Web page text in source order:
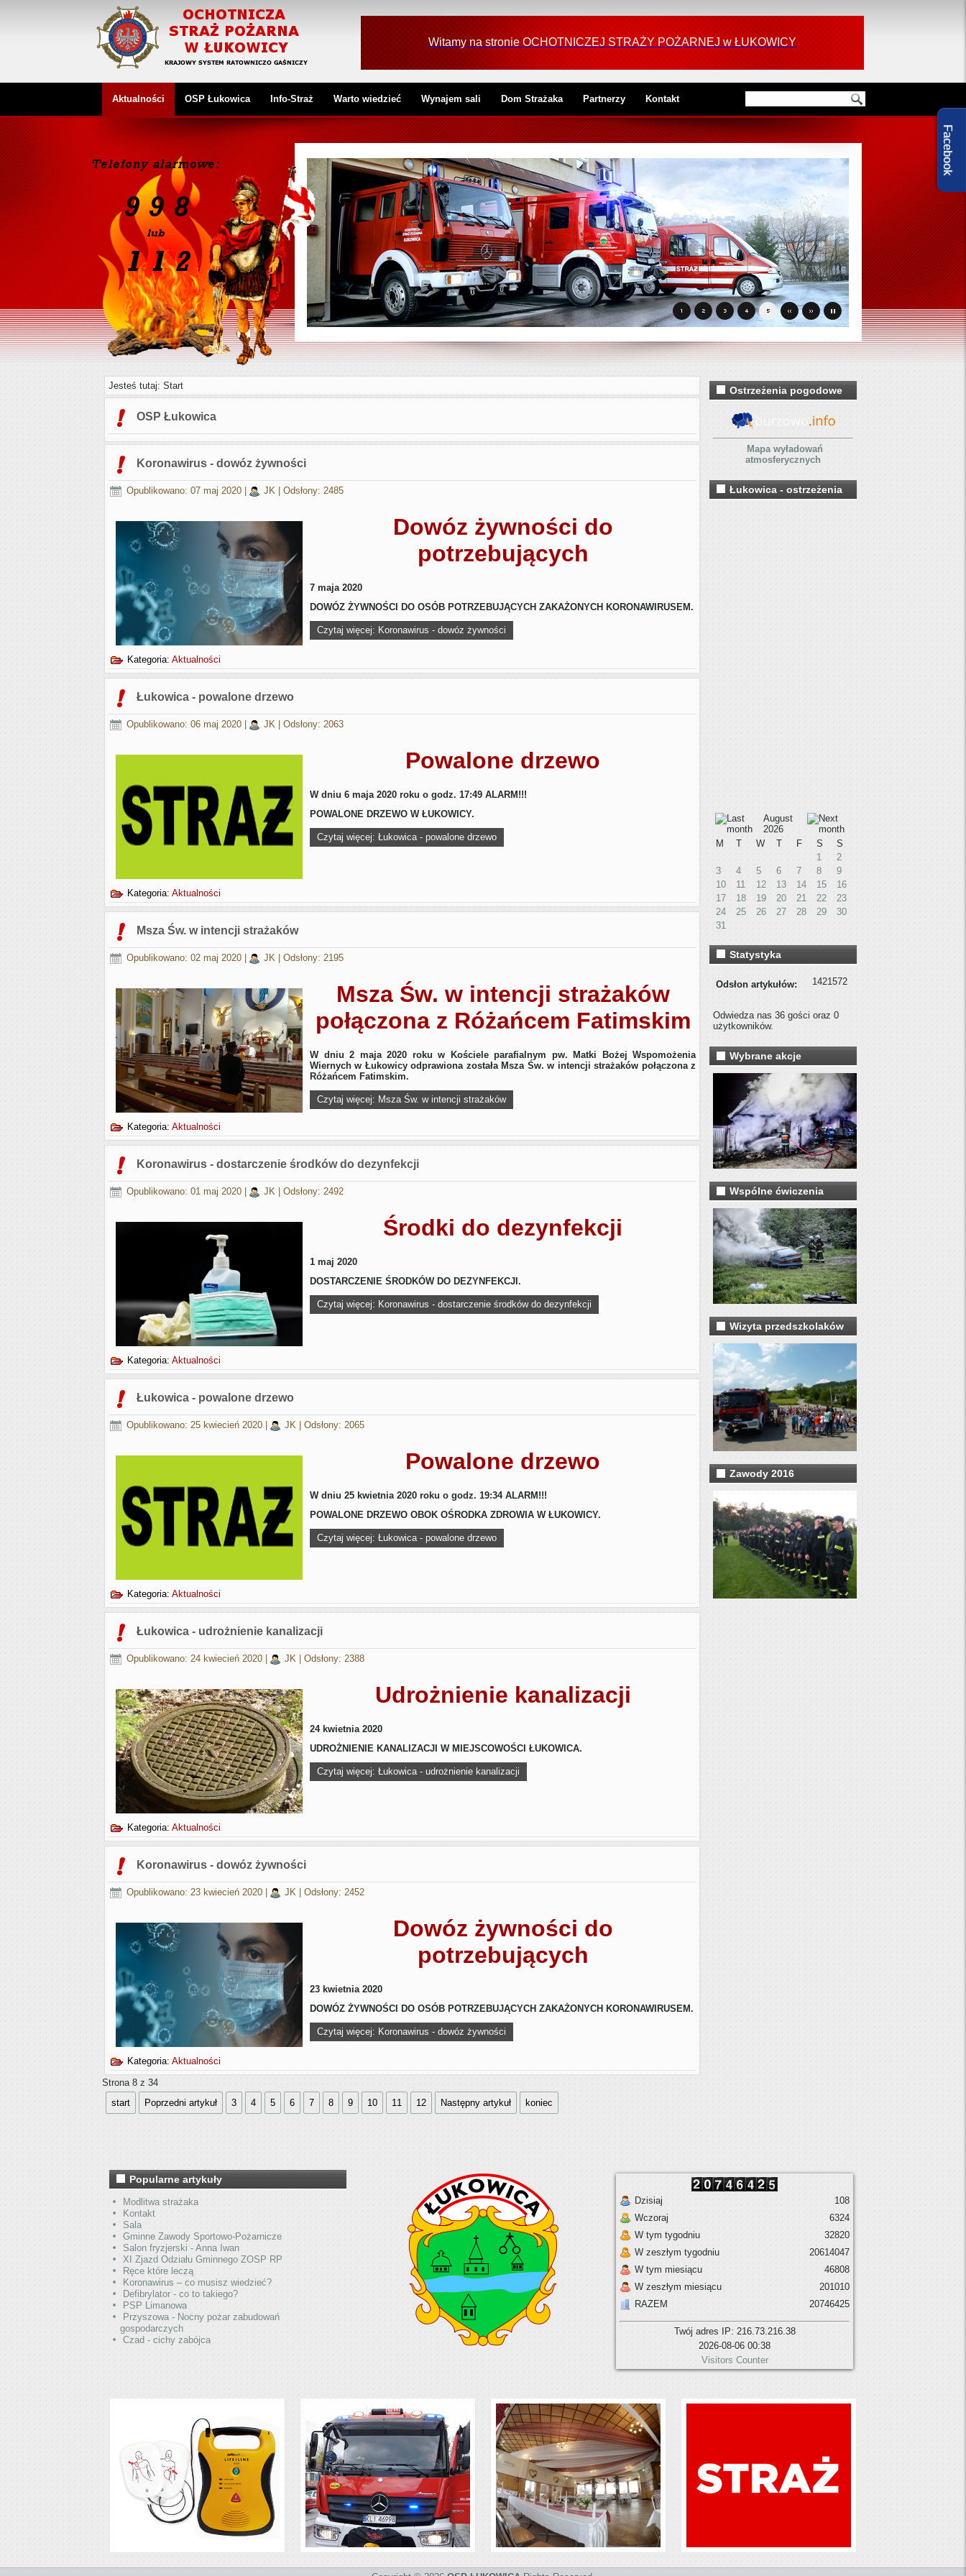
W GOTOWOŚCI DO PODJĘCIA DZIAŁAŃ
Witamy na stronie OCHOTNICZEJ STRAŻY POŻARNEJ w ŁUKOWICY
Aktualności OSP Łukowica Info-Straż Warto wiedzieć Wynajem sali Dom Strażaka Partnerzy Kontakt
Jesteś tutaj: Start
OSP Łukowica
Koronawirus - dowóz żywności
Opublikowano: 07 maj 2020 JK Odsłony: 2485
Dowóz żywności do
potrzebujących
7 maja 2020
DOWÓZ ŻYWNOŚCI DO OSÓB POTRZEBUJĄCYCH ZAKAŻONYCH KORONAWIRUSEM.
Czytaj więcej: Koronawirus - dowóz żywności
Kategoria: Aktualności
Łukowica - powalone drzewo
Opublikowano: 06 maj 2020 JK Odsłony: 2063
Powalone drzewo
W dniu 6 maja 2020 roku o godz. 17:49 ALARM!!!
POWALONE DRZEWO W ŁUKOWICY.
Czytaj więcej: Łukowica - powalone drzewo
Kategoria: Aktualności
Msza Św. w intencji strażaków
Opublikowano: 02 maj 2020 JK Odsłony: 2195
Msza Św. w intencji strażaków
połączona z Różańcem Fatimskim
W dniu 2 maja 2020 roku w Kościele parafialnym pw. Matki Bożej Wspomożenia
Wiernych w Łukowicy odprawiona została Msza Św. w intencji strażaków połączona z
Różańcem Fatimskim.
Czytaj więcej: Msza Św. w intencji strażaków
Kategoria: Aktualności
Koronawirus - dostarczenie środków do dezynfekcji
Opublikowano: 01 maj 2020 JK Odsłony: 2492
Środki do dezynfekcji
1 maj 2020
DOSTARCZENIE ŚRODKÓW DO DEZYNFEKCJI.
Czytaj więcej: Koronawirus - dostarczenie środków do dezynfekcji
Kategoria: Aktualności
Łukowica - powalone drzewo
Opublikowano: 25 kwiecień 2020 JK Odsłony: 2065
Powalone drzewo
W dniu 25 kwietnia 2020 roku o godz. 19:34 ALARM!!!
POWALONE DRZEWO OBOK OŚRODKA ZDROWIA W ŁUKOWICY.
Czytaj więcej: Łukowica - powalone drzewo
Kategoria: Aktualności
Łukowica - udrożnienie kanalizacji
Opublikowano: 24 kwiecień 2020 JK Odsłony: 2388
Udrożnienie kanalizacji
24 kwietnia 2020
UDROŻNIENIE KANALIZACJI W MIEJSCOWOŚCI ŁUKOWICA.
Czytaj więcej: Łukowica - udrożnienie kanalizacji
Kategoria: Aktualności
Koronawirus - dowóz żywności
Opublikowano: 23 kwiecień 2020 JK Odsłony: 2452
Dowóz żywności do
potrzebujących
23 kwietnia 2020
DOWÓZ ŻYWNOŚCI DO OSÓB POTRZEBUJĄCYCH ZAKAŻONYCH KORONAWIRUSEM.
Czytaj więcej: Koronawirus - dowóz żywności
Kategoria: Aktualności
Strona 8 z 34
start
Poprzedni artykuł 3 4 5 6 7 8 9 10 11 12 Następny artykuł koniec
Ostrzeżenia pogodowe
Mapa wyładowań
atmosferycznych
Łukowica - ostrzeżenia
August
2026
M
T W T F S
S
1
2
3
4 5 6 7 8
9
10
11 12 13 14 15
16
17
18 19 20 21 22
23
24
25 26 27 28 29
30
31
Statystyka
Odsłon artykułów: 1421572
Odwiedza nas 36 gości oraz 0
użytkowników.
Wybrane akcje
Wspólne ćwiczenia
Wizyta przedszkolaków
Zawody 2016
Popularne artykuły
Modlitwa strażaka
Kontakt
Sala
Gminne Zawody Sportowo-Pożarnicze
Salon fryzjerski - Anna Iwan
XI Zjazd Odziału Gminnego ZOSP RP
Ręce które leczą
Koronawirus – co musisz wiedzieć?
Defibrylator - co to takiego?
PSP Limanowa
Przyszowa - Nocny pożar zabudowań
gospodarczych
Czad - cichy zabójca
Dzisiaj
Wczoraj
W tym tygodniu
W zeszłym tygodniu
W tym miesiącu
W zeszłym miesiącu
RAZEM
108
6324
32820
20614047
46808
201010
20746425
Twój adres IP: 216.73.216.38
2026-08-06 00:38
Visitors Counter
Facebook